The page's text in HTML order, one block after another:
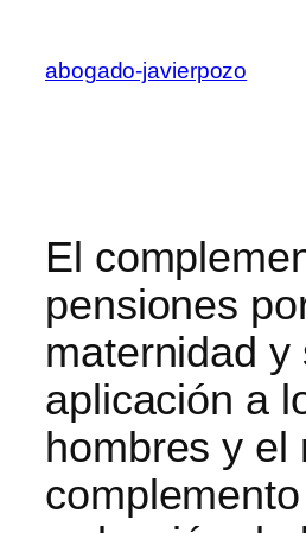
contenido
abogado-javierpozo
El
pensiones
maternidad y
aplicación a
hombres y el